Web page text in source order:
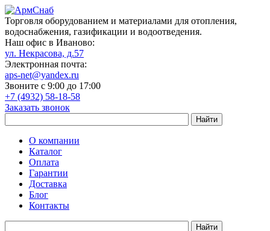
Торговля оборудованием и материалами для отопления,
водоснабжения, газификации и водоотведения.
Наш офис в Иваново:
ул. Некрасова, д.57
Электронная почта:
aps-net@yandex.ru
Звоните с 9:00 до 17:00
+7 (4932) 58-18-58
Заказать звонок
О компании
Каталог
Оплата
Гарантии
Доставка
Блог
Контакты